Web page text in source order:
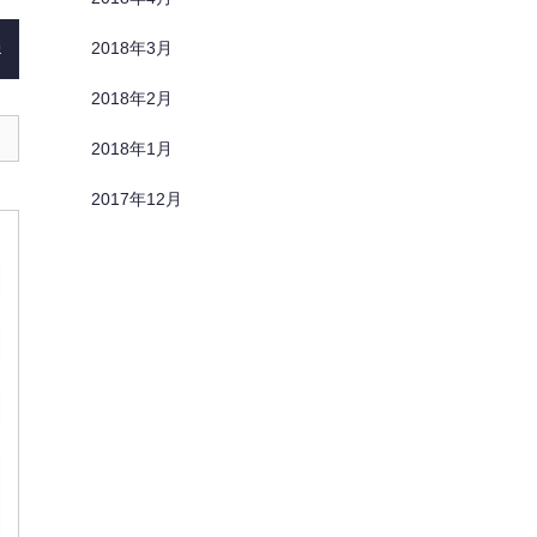
2018年3月
2018年2月
2018年1月
2017年12月